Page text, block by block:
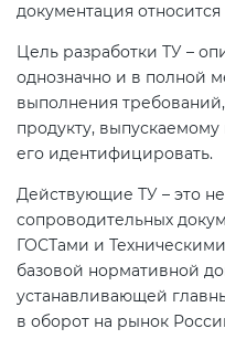
документация
Цель разработки ТУ –
однозначно и в полной
выполнения
продукту,
его идентифицировать.
Действующие ТУ – это
сопроводительных
ГОСТами и
базовой нормативной
устанавливающей
в оборот на рынок